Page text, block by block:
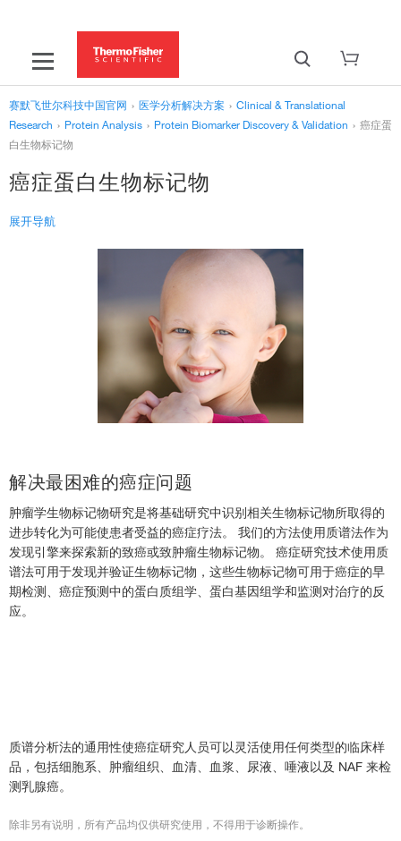
赛默飞世尔科技中国官网 › 医学分析解决方案 › Clinical & Translational
Research › Protein Analysis › Protein Biomarker Discovery & Validation › 癌症蛋
白生物标记物
癌症蛋白生物标记物
展开导航
Protein Biomarker Discovery & Validation
The Power of Proteogenomics›
解决最困难的癌症问题
肿瘤学生物标记物研究是将基础研究中识别相关生物标记物所取得的
进步转化为可能使患者受益的癌症疗法。 我们的方法使用质谱法作为
发现引擎来探索新的致癌或致肿瘤生物标记物。 癌症研究技术使用质
谱法可用于发现并验证生物标记物，这些生物标记物可用于癌症的早
期检测、癌症预测中的蛋白质组学、蛋白基因组学和监测对治疗的反
应。
质谱分析法的通用性使癌症研究人员可以灵活使用任何类型的临床样
品，包括细胞系、肿瘤组织、血清、血浆、尿液、唾液以及 NAF 来检
测乳腺癌。
除非另有说明，所有产品均仅供研究使用，不得用于诊断操作。